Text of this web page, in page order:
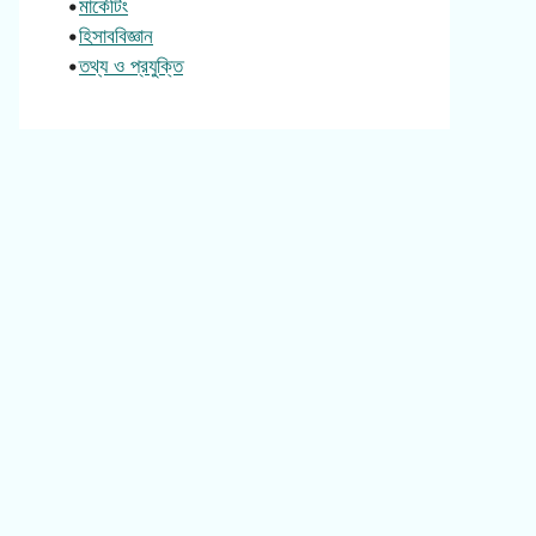
•মার্কেটিং
•হিসাববিজ্ঞান
•তথ্য ও প্রযুক্তি